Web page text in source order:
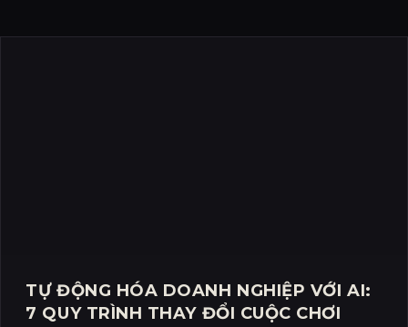
TỰ ĐỘNG HÓA DOANH NGHIỆP VỚI AI:
7 QUY TRÌNH THAY ĐỔI CUỘC CHƠI